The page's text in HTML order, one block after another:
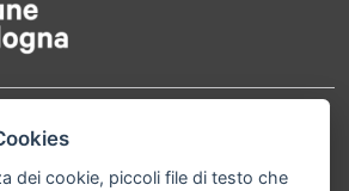
Piazza Maggiore, 6 - 40124
Cod. IBAN: IT 88 R
dei cookie, piccoli file di testo che